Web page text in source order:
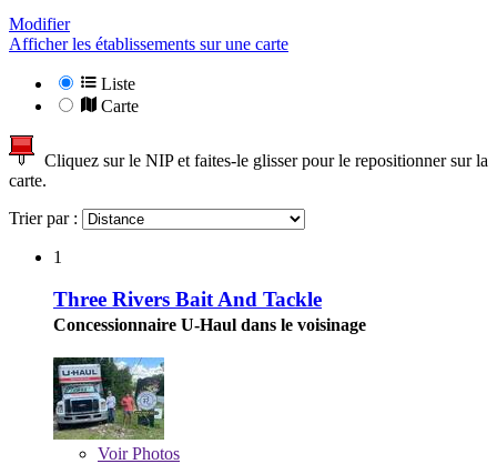
Modifier
Afficher les établissements sur une carte
Liste
Carte
Cliquez sur le NIP et faites-le glisser pour le repositionner sur la
carte.
Trier par :
1
Three Rivers Bait And Tackle
Concessionnaire U-Haul dans le voisinage
VoirPhotos